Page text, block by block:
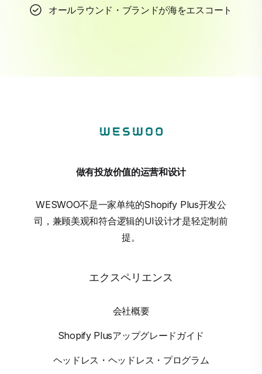
オールラウンド・ブランドが海をエスコート
做有投放价值的运营和设计
WESWOO不是一家单纯的Shopify Plus开发公
司，兼顾美观和符合逻辑的UI设计才是轻定制前
提。
エクスペリエンス
会社概要
Shopify Plusアップグレードガイド
ヘッドレス・ヘッドレス・プログラム